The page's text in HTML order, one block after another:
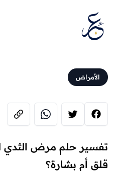
الأمراض
تفسير حلم مرض الثدي
قلق أم بشارة؟